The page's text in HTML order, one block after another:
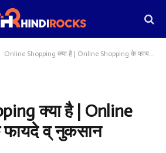
Online Shopping क्या है | Online Shopping के फायदे व् नुकसान
क्या है | Online
व् नुकसान